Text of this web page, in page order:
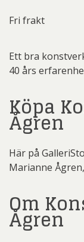
Fri frakt
Ett bra
40 års
Köpa
Ågren
Här på
Marianne
Om
Ågren